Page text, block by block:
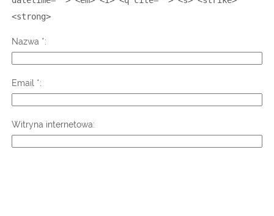
<strong>
Nazwa *
Email *
Witryna internetowa